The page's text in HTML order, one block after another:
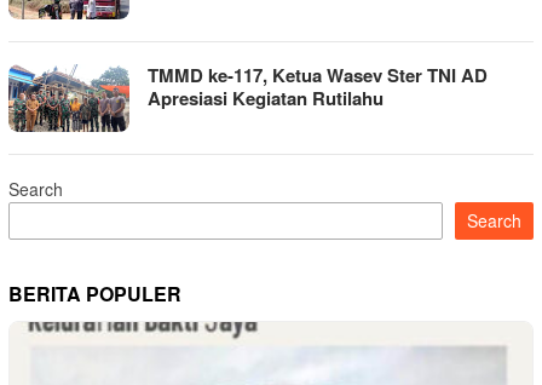
TMMD ke-117, Ketua Wasev Ster TNI AD
Apresiasi Kegiatan Rutilahu
Search
Search
BERITA POPULER